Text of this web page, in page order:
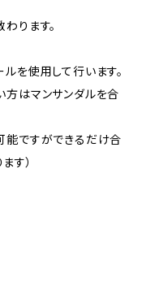
ります。
を使用して行います。
方はマンサンダルを合
能ですができるだけ合
す）